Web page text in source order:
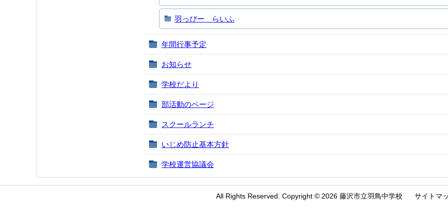
羽っぴー らいふ
年間行事予定
お知らせ
学校だより
部活動のページ
スクールランチ
いじめ防止基本方針
学校運営協議会
All Rights Reserved. Copyright © 2026 藤沢市立羽鳥中学校 サイトマ